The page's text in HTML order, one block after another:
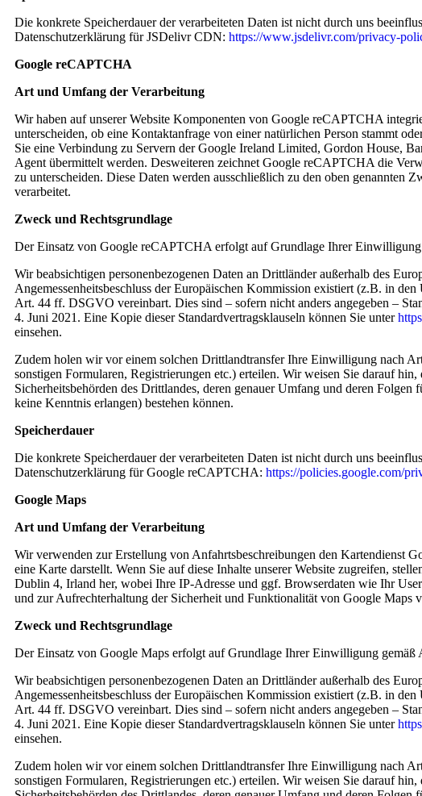
Die konkrete Speicherdauer der verarbeiteten Daten ist nicht durch uns
Datenschutzerklärung für JSDelivr CDN: https://www.jsdelivr.com/privacy-
Google reCAPTCHA
Art und Umfang der Verarbeitung
Wir haben auf unserer Website Komponenten von Google reCAPTCHA
unterscheiden, ob eine Kontaktanfrage von einer natürlichen Person stammt
Sie eine Verbindung zu Servern der Google Ireland Limited, Gordon House,
Agent übermittelt werden. Desweiteren zeichnet Google reCAPTCHA die
zu unterscheiden. Diese Daten werden ausschließlich zu den oben
verarbeitet.
Zweck und Rechtsgrundlage
Der Einsatz von Google reCAPTCHA erfolgt auf Grundlage Ihrer
Wir beabsichtigen personenbezogenen Daten an Drittländer außerhalb des
Angemessenheitsbeschluss der Europäischen Kommission existiert (z.B. in
Art. 44 ff. DSGVO vereinbart. Dies sind – sofern nicht anders angegeben –
4. Juni 2021. Eine Kopie dieser Standardvertragsklauseln können Sie unter
einsehen.
Zudem holen wir vor einem solchen Drittlandtransfer Ihre Einwilligung nach
sonstigen Formularen, Registrierungen etc.) erteilen. Wir weisen Sie darauf
Sicherheitsbehörden des Drittlandes, deren genauer Umfang und deren
keine Kenntnis erlangen) bestehen können.
Speicherdauer
Die konkrete Speicherdauer der verarbeiteten Daten ist nicht durch uns
Datenschutzerklärung für Google reCAPTCHA: https://policies.google.com/
Google Maps
Art und Umfang der Verarbeitung
Wir verwenden zur Erstellung von Anfahrtsbeschreibungen den Kartendienst
eine Karte darstellt. Wenn Sie auf diese Inhalte unserer Website zugreifen,
Dublin 4, Irland her, wobei Ihre IP-Adresse und ggf. Browserdaten wie Ihr
und zur Aufrechterhaltung der Sicherheit und Funktionalität von Google Maps
Zweck und Rechtsgrundlage
Der Einsatz von Google Maps erfolgt auf Grundlage Ihrer Einwilligung
Wir beabsichtigen personenbezogenen Daten an Drittländer außerhalb des
Angemessenheitsbeschluss der Europäischen Kommission existiert (z.B. in
Art. 44 ff. DSGVO vereinbart. Dies sind – sofern nicht anders angegeben –
4. Juni 2021. Eine Kopie dieser Standardvertragsklauseln können Sie unter
einsehen.
Zudem holen wir vor einem solchen Drittlandtransfer Ihre Einwilligung nach
sonstigen Formularen, Registrierungen etc.) erteilen. Wir weisen Sie darauf